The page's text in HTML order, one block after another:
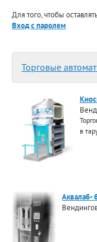
Для того, чтобы
Вход с паролем
Торговые
в
Аквалаб-